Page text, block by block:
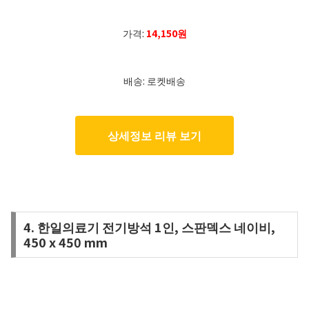
가격: 14,150원
배송: 로켓배송
상세정보 리뷰 보기
4. 한일의료기 전기방석 1인, 스판덱스 네이비,
450 x 450 mm